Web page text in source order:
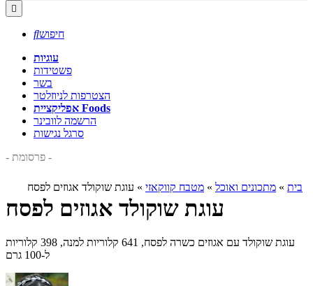

חיפוש
עוגיות
פשטידות
בשר
הצטרפות לניוזלטר
אפליקציית Foods
הרשמה לוובינר
סרגל נגישות
- פרסומת -
בית » מתכונים ואוכל » מטבח קווקאזי » עוגת שוקולד אגוזים לפסח
עוגת שוקולד אגוזים לפסח
עוגת שוקולד עם אגוזים כשרה לפסח, 641 קלוריות למנה, 398 קלוריות
ל-100 גרם